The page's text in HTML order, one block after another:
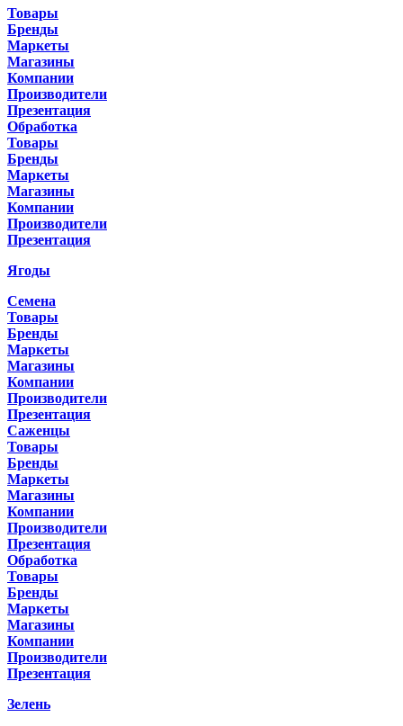
Товары
Бренды
Маркеты
Магазины
Компании
Производители
Презентация
Обработка
Товары
Бренды
Маркеты
Магазины
Компании
Производители
Презентация
Ягоды
Семена
Товары
Бренды
Маркеты
Магазины
Компании
Производители
Презентация
Саженцы
Товары
Бренды
Маркеты
Магазины
Компании
Производители
Презентация
Обработка
Товары
Бренды
Маркеты
Магазины
Компании
Производители
Презентация
Зелень